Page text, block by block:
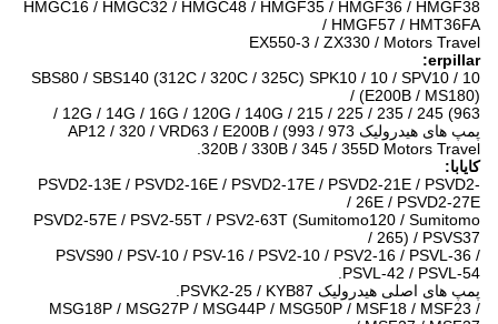
HMGC16 / HMGC32 / HMGC48 / HMGF35 / HMGF36 / HMGF38
/ HMGF57 / HMT36FA
EX550-3 / ZX330 / Motors Travel
erpillar:
SBS80 / SBS140 (312C / 320C / 325C) SPK10 / 10 / SPV10 / 10
(E200B / MS180) /
12G / 14G / 16G / 120G / 140G / 215 / 225 / 235 / 245 (963 /
پمپ های هیدرولیک 973 / 993) / AP12 / 320 / VRD63 / E200B
320B / 330B / 345 / 355D Motors Travel.
کایابا:
PSVD2-13E / PSVD2-16E / PSVD2-17E / PSVD2-21E / PSVD2-
26E / PSVD2-27E /
PSVD2-57E / PSV2-55T / PSV2-63T (Sumitomo120 / Sumitomo
265) / PSVS37 /
PSVS90 / PSV-10 / PSV-16 / PSV2-10 / PSV2-16 / PSVL-36 /
PSVL-42 / PSVL-54.
پمپ های اصلی هیدرولیک PSVK2-25 / KYB87.
MSG18P / MSG27P / MSG44P / MSG50P / MSF18 / MSF23 /